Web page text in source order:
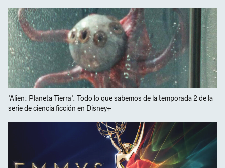
'Alien: Planeta Tierra'. Todo lo que sabemos de la temporada 2 de la
serie de ciencia ficción en Disney+